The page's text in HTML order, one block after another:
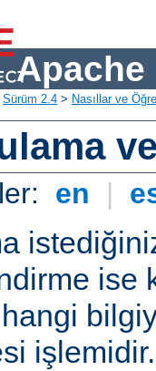
Apache
Sürüm 2.4 > Nasıllar ve
en |
ise
işlemidir.